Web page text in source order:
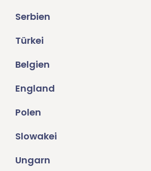
Serbien
Türkei
Belgien
England
Polen
Slowakei
Ungarn